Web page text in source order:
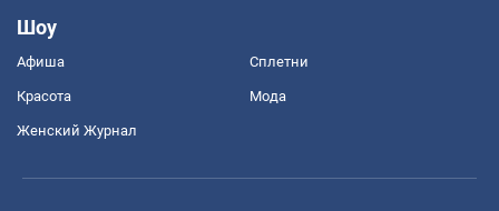
Шоу
Афиша Сплетни
Красота Мода
Женский Журнал